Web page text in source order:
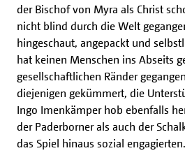
der Bischof von Myra als Christ
nicht blind durch die Welt
hingeschaut, angepackt und
hat keinen Menschen ins Abseits
gesellschaftlichen Ränder
diejenigen gekümmert, die
Ingo Imenkämper hob ebenfalls
der Paderborner als auch der
das Spiel hinaus sozial